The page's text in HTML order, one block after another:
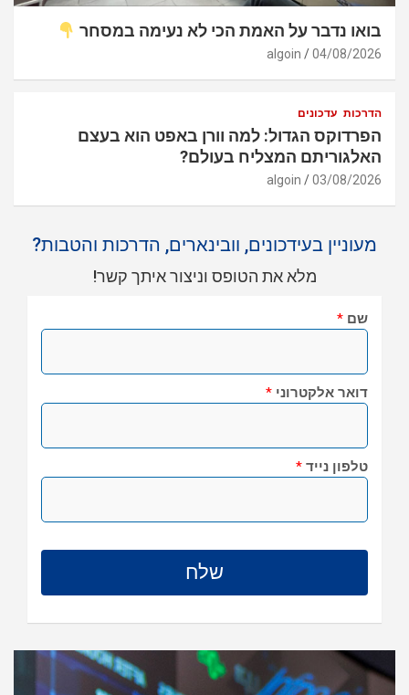
בואו נדבר על האמת הכי לא נעימה במסחר
04/08/2026
algoin
הדרכות עדכונים
הפרדוקס הגדול: למה וורן באפט הוא בעצם
האלגוריתם המצליח בעולם?
03/08/2026
algoin
מעוניין בעידכונים, וובינארים, הדרכות והטבות?
מלא את הטופס וניצור איתך קשר!
שם *
דואר אלקטרוני *
טלפון נייד *